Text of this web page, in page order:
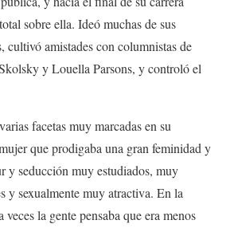
sobre ella.​ Ideó muchas de sus
cultivó amistades con columnistas de
y Louella Parsons, y controló el
facetas muy marcadas en su
que prodigaba una gran feminidad y
y seducción muy estudiados, muy
y sexualmente muy atractiva. En la
veces la gente pensaba que era menos